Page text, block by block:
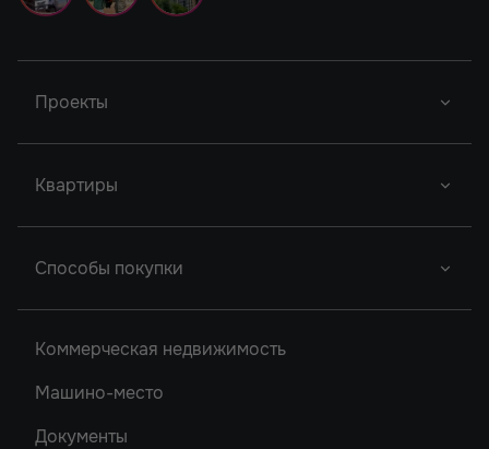
Проекты
Донской Арбат
Легенда Ростова
Сердце Ростова
2
Кристалл-2
Рубин
Новый Проект
Квартиры
Однокомнатные
Трехкомнатные
Способы покупки
Коммерческая недвижимость
Машино-место
Документы